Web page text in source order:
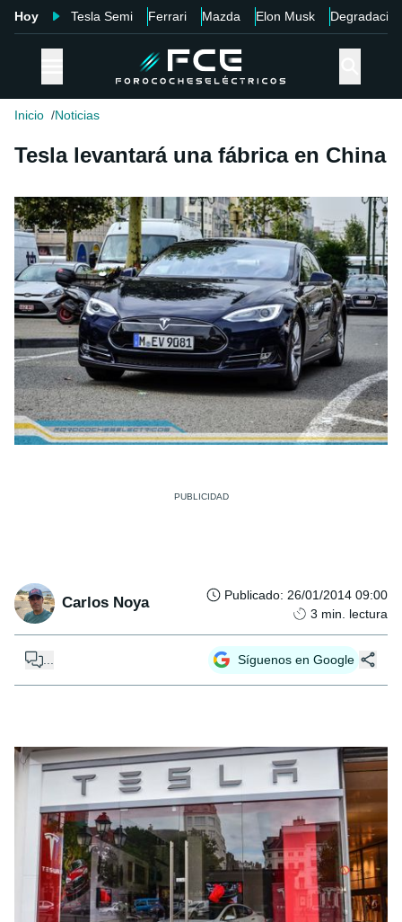
Hoy Tesla Semi Ferrari Mazda Elon Musk Degradación
Inicio Noticias
Tesla levantará una fábrica en China
Carlos Noya Publicado: 26/01/2014 09:00
3 min. lectura
Síguenos en Google